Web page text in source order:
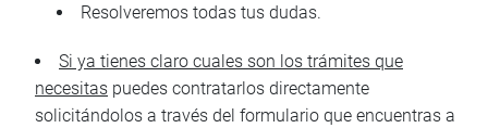
Resolveremos todas tus dudas.
Si ya tienes claro cuales son los trámites que
necesitas puedes contratarlos directamente
solicitándolos a través del formulario que encuentras a